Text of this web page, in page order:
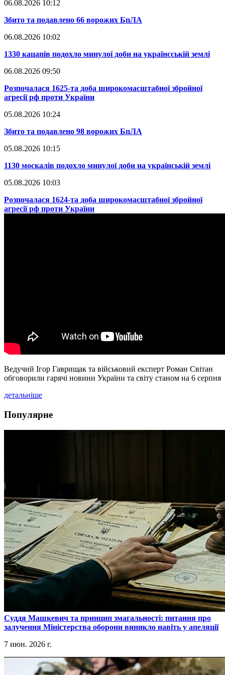
06.08.2026 10:12
​Збито та подавлено 66 ворожих БпЛА
06.08.2026 10:02
​1330 кацапів подохло минулої доби на українсській землі
06.08.2026 09:50
​Розпочалася 1625-та доба широкомасштабної збройної
агресії рф проти України
05.08.2026 10:24
​Збито та подавлено 98 ворожих БпЛА
05.08.2026 10:15
​1130 москалів подохло минулої доби на українській землі
05.08.2026 10:03
​Розпочалася 1624-та доба широкомасштабної збройної
агресії рф проти України
Ведучий Ігор Гаврищак та військовий експерт Роман Світан
обговорили гарячі новини України та світу станом на 6 серпня
детальніше
Популярне
​Суддя Машкевич та принцип змагальності: питання про
залучення Міністерства оборони виникло навіть у апеляції
7 июн. 2026 г.